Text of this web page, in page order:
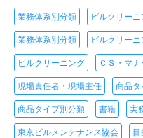
業務体系別分類 ビルクリーニ
業務体系別分類 ビルクリーニ
ビルクリーニング ＣＳ・マナ
現場責任者・現場主任 商品タ
商品タイプ別分類 書籍 実
東京ビルメンテナンス協会